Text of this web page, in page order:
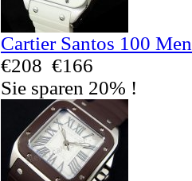
Cartier Santos 100
€208 €166
Sie sparen 20% !